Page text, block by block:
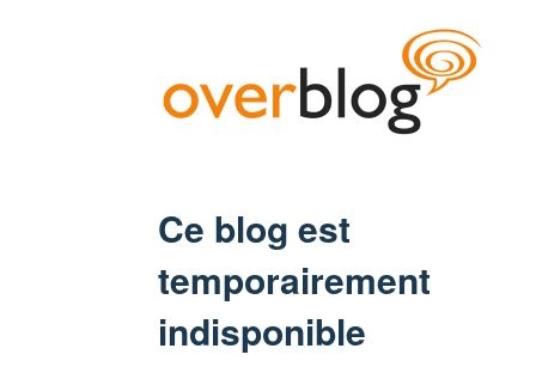
Ce blog est
temporairement
indisponible